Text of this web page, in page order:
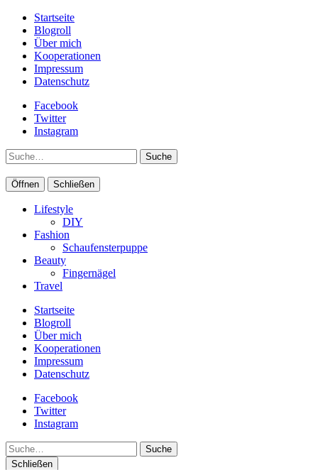
Startseite
Blogroll
Über mich
Kooperationen
Impressum
Datenschutz
Facebook
Twitter
Instagram
Suche
Öffnen Schließen
Lifestyle
DIY
Fashion
Schaufensterpuppe
Beauty
Fingernägel
Travel
Startseite
Blogroll
Über mich
Kooperationen
Impressum
Datenschutz
Facebook
Twitter
Instagram
Suche
Schließen